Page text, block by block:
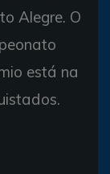
Alegre. O
está na